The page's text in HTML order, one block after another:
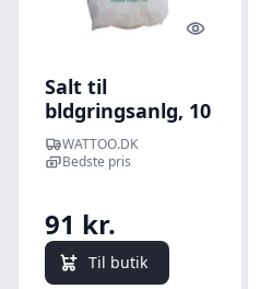
Quick look
Salt til
bldgringsanlg, 10
kg i pose - Safir
WATTOO.DK
Bedste pris
91 kr.
Til butik